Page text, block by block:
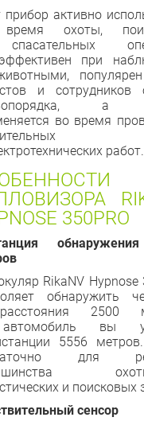
прибор активно
охоты,
при
и сотрудников
а
во время
работ.
350PRO
RikaNV Hypnose
обнаружить
2500
вы
5556
для
и поисковых
сенсор